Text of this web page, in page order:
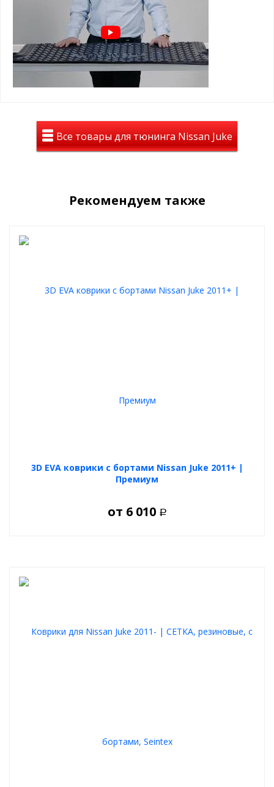
Полиуретановые коврики
багажника на Nissan Juke
2011-/2014-
износостойкий материал хорошо ведет
себя на морозе
коврик
идеальное сочетание с вашим авто
лучшие лекала от завода
Вы останетесь довольны!
Все товары для тюнинга Nissan Juke
Рекомендуем также
3D EVA коврики с бортами Nissan Juke 2011+ |
Премиум
от 6 010 Р